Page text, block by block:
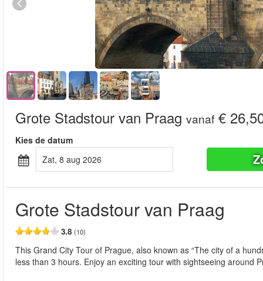
Grote Stadstour van Praag vanaf €
Kies de datum
zat, 8 aug 2026
Grote Stadstour van Praag
3.8 (10)
This Grand City Tour of Prague, also known as “The city of a
less than 3 hours. Enjoy an exciting tour with sightseeing around